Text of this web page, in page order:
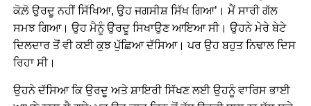
ਕੋਲ਼ੋ ਉਰਦੂ ਨਹੀਂ ਸਿੱਖਿਆ, ਉਹ ਜਗਸੀਸ਼ ਸਿੱਖ ਗਿਆ’। ਮੈਂ ਸਾਰੀ ਗੱਲ
ਸਮਝ ਗਿਆ। ਉਹ ਮੈਨੂੰ ਉਰਦੂ ਸਿਖਾਉਣ ਆਇਆ ਸੀ। ਉਹਨੇ ਮੇਰੇ ਬੇਟੇ
ਦਿਲਦਾਰ ਤੋਂ ਵੀ ਕਈ ਕੁਝ ਪੁੱਛਿਆ ਦੱਸਿਆ। ਪਰ ਉਹ ਬਹੁਤ ਨਿਢਾਲ ਦਿਸ
ਰਿਹਾ ਸੀ।
ਉਹਨੇ ਦੱਸਿਆ ਕਿ ਉਰਦੂ ਅਤੇ ਸ਼ਾਇਰੀ ਸਿੱਖਣ ਲਈ ਉਹਨੂੰ ਵਾਰਿਸ ਭਾਈ